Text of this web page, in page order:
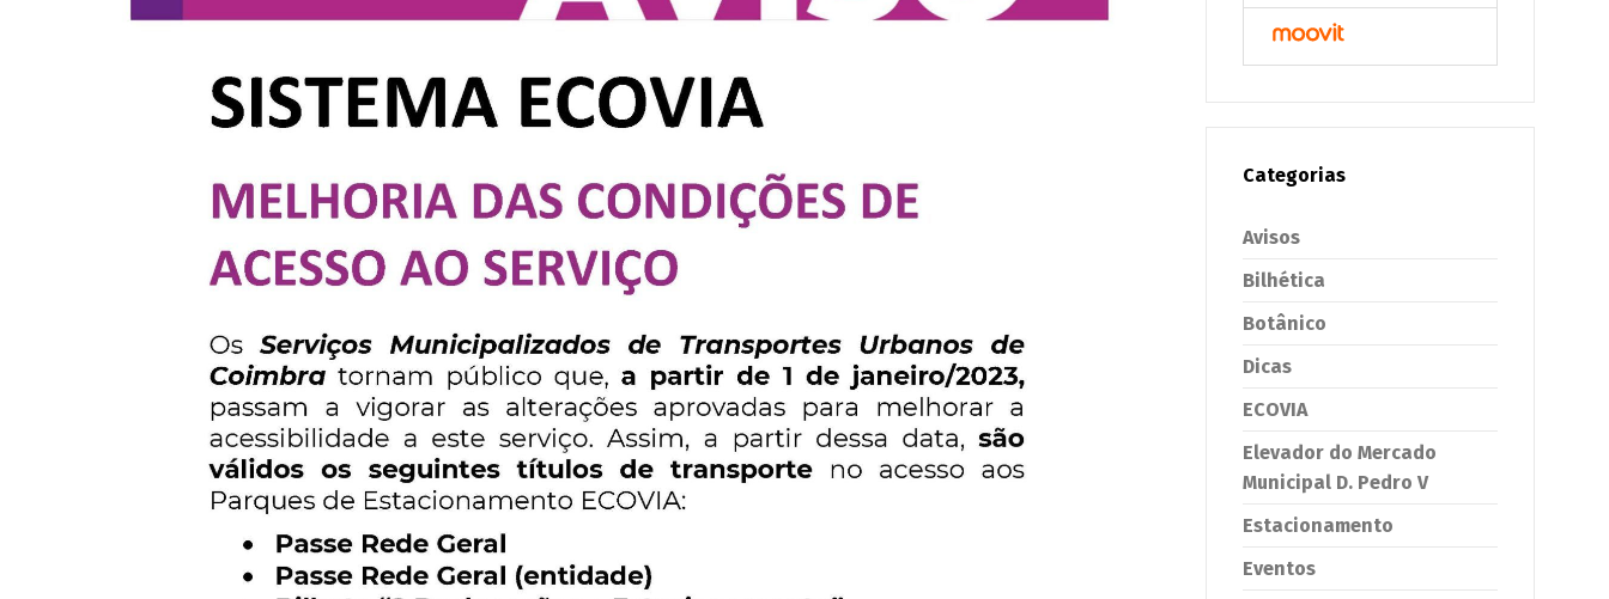
Categorias
Avisos
Bilhética
Botânico
Dicas
ECOVIA
Elevador do Mercado
Municipal D. Pedro V
Estacionamento
Eventos